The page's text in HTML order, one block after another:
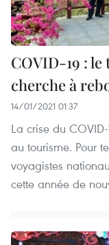
COVID-19 :
cherche à
14/01/2021 01:37
La crise du
au tourisme. Pour
voyagistes
cette année de